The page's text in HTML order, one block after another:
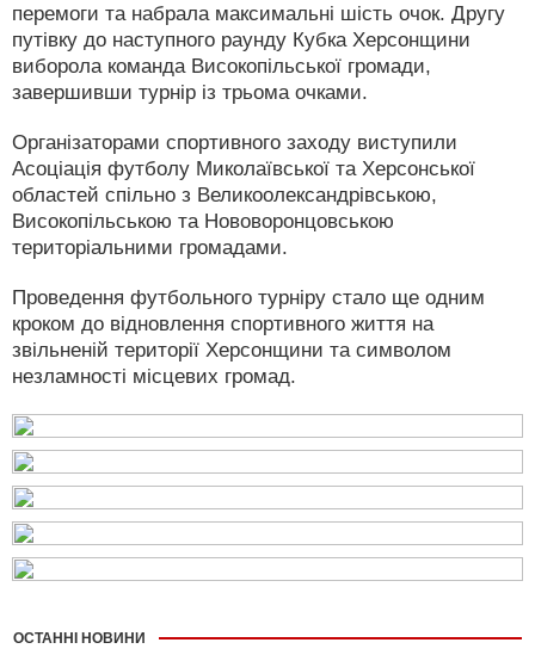
перемоги та набрала максимальні шість очок. Другу
путівку до наступного раунду Кубка Херсонщини
виборола команда Високопільської громади,
завершивши турнір із трьома очками.
Організаторами спортивного заходу виступили
Асоціація футболу Миколаївської та Херсонської
областей спільно з Великоолександрівською,
Високопільською та Нововоронцовською
територіальними громадами.
Проведення футбольного турніру стало ще одним
кроком до відновлення спортивного життя на
звільненій території Херсонщини та символом
незламності місцевих громад.
ОСТАННІ НОВИНИ